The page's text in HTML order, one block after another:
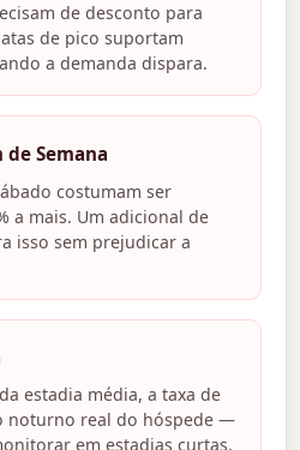
de desconto para
de pico suportam
a demanda dispara.
de Semana
costumam ser
a mais. Um adicional de
isso sem prejudicar a
estadia média, a taxa de
noturno real do hóspede —
em estadias curtas.